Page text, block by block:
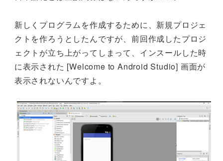
新しくプログラムを作成するために、新規プロジェ
クトを作ろうとしたんですが、前回作成したプロジ
ェクトが立ち上がってしまって、インスールした時
に表示された [Welcome to Android Studio] 画面が
表示されないんですよ。